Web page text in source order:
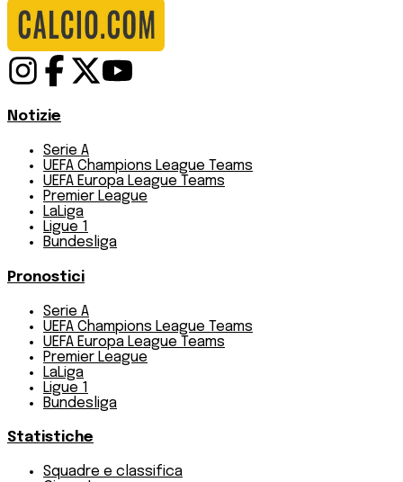
Notizie
Serie A
UEFA Champions League Teams
UEFA Europa League Teams
Premier League
LaLiga
Ligue 1
Bundesliga
Pronostici
Serie A
UEFA Champions League Teams
UEFA Europa League Teams
Premier League
LaLiga
Ligue 1
Bundesliga
Statistiche
Squadre e classifica